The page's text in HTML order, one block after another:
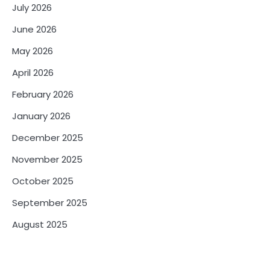
July 2026
June 2026
May 2026
April 2026
February 2026
January 2026
December 2025
November 2025
October 2025
September 2025
August 2025